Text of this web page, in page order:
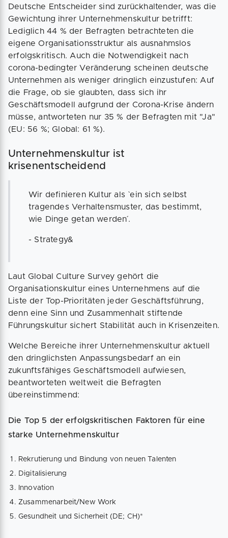
Deutsche Entscheider sind zurückhaltender, was die
Gewichtung ihrer Unternehmenskultur betrifft:
Lediglich 44 % der Befragten betrachteten die
eigene Organisationsstruktur als ausnahmslos
erfolgskritisch. Auch die Notwendigkeit nach
corona-bedingter Veränderung scheinen deutsche
Unternehmen als weniger dringlich einzustufen: Auf
die Frage, ob sie glaubten, dass sich ihr
Geschäftsmodell aufgrund der Corona-Krise ändern
müsse, antworteten nur 35 % der Befragten mit "Ja"
(EU: 56 %; Global: 61 %).
Unternehmenskultur ist
krisenentscheidend
Wir definieren Kultur als `ein sich selbst
tragendes Verhaltensmuster, das bestimmt,
wie Dinge getan werden´.
- Strategy&
Laut Global Culture Survey gehört die
Organisationskultur eines Unternehmens auf die
Liste der Top-Prioritäten jeder Geschäftsführung,
denn eine Sinn und Zusammenhalt stiftende
Führungskultur sichert Stabilität auch in Krisenzeiten.
Welche Bereiche ihrer Unternehmenskultur aktuell
den dringlichsten Anpassungsbedarf an ein
zukunftsfähiges Geschäftsmodell aufwiesen,
beantworteten weltweit die Befragten
übereinstimmend:
Die Top 5 der erfolgskritischen Faktoren für eine
starke Unternehmenskultur
Rekrutierung und Bindung von neuen Talenten
Digitalisierung
Innovation
Zusammenarbeit/New Work
Gesundheit und Sicherheit (DE; CH)*